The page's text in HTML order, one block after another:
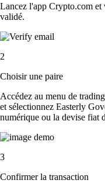
Lancez l'app Crypto.com et
validé.
2
Choisir une paire
Accédez au menu de
et sélectionnez Easterly
numérique ou la devise fiat
3
Confirmer la transaction